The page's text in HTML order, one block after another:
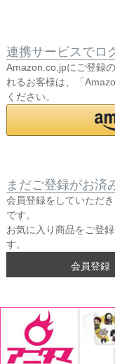
連携サービスでロ
Amazon.co.jpにご登録
れるお客様は、「
ください。
まだご登録がお済
会員登録をしていただ
です。
お気に入り商品をご登
す。
会員登録